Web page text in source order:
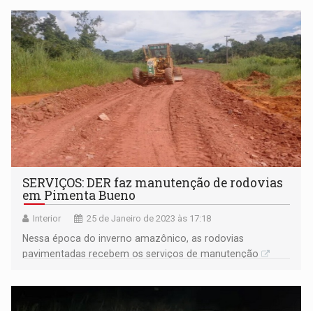
SERVIÇOS: DER faz manutenção de rodovias
em Pimenta Bueno
Interior 25 de Janeiro de 2023 às 17:18
Nessa época do inverno amazônico, as rodovias
pavimentadas recebem os serviços de manutenção